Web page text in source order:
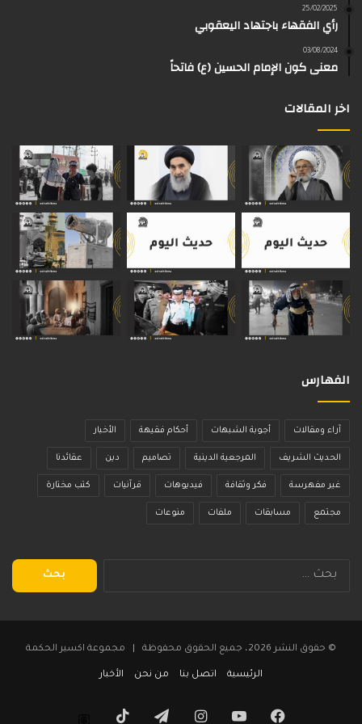
م
25/02/2025
رأي الفقهاء باجتهاد اليعقوبي
03/08/2024
معنى كون الإمام الحسين (ع) فاتحاً
اخر المقالات
الفهارس
آراء ومقالات أجوبة الشبهات أحكام فقيهة الأخبار
الحديث الشريف المرجعية الدينية تصاميم دين عقائدنا
غير مفهرسة فكر وثقافة فيديوهات قرآنيات كتب مختارة
مجتمع مسابقات ملفات منوعات
البحث
عن:
© حقوق النشر 2026، جميع الحقوق محفوظة | مجموعة اكسير الحكمة
الرئيسية اتصل بنا من نحن الأخبار
فيسبوكيوتيوب انستقرامتيلقرام